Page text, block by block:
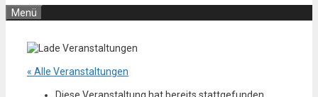
Menü
« Alle Veranstaltungen